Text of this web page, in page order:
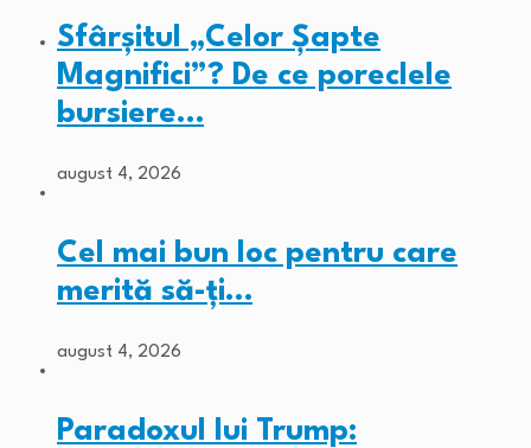
Sfârșitul „Celor Șapte
Magnifici”? De ce poreclele
bursiere…
august 4, 2026
Cel mai bun loc pentru care
merită să-ți…
august 4, 2026
Paradoxul lui Trump: